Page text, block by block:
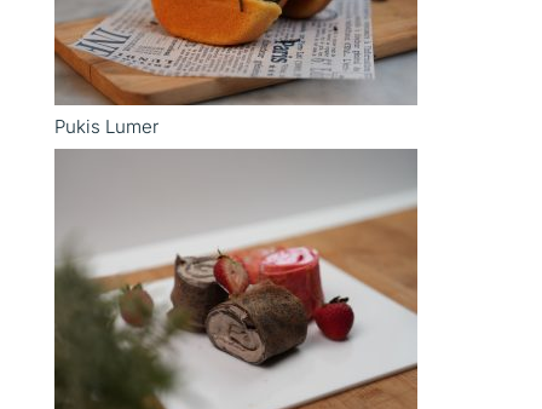
Pukis Lumer